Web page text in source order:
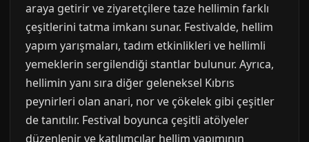
araya getirir ve ziyaretçilere taze hellimin farklı
çeşitlerini tatma imkanı sunar. Festivalde, hellim
yapım yarışmaları, tadım etkinlikleri ve hellimli
yemeklerin sergilendiği stantlar bulunur. Ayrıca,
hellimin yanı sıra diğer geleneksel Kıbrıs
peynirleri olan anari, nor ve çökelek gibi çeşitler
de tanıtılır. Festival boyunca çeşitli atölyeler
düzenlenir ve katılımcılar hellim yapımının